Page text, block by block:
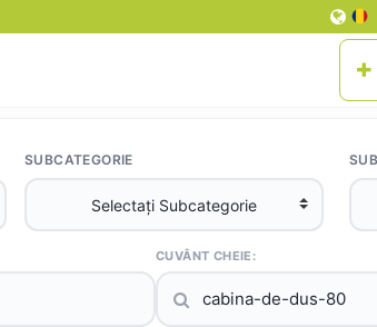
SUBCATEGORIE
CUVÂNT CHEIE: